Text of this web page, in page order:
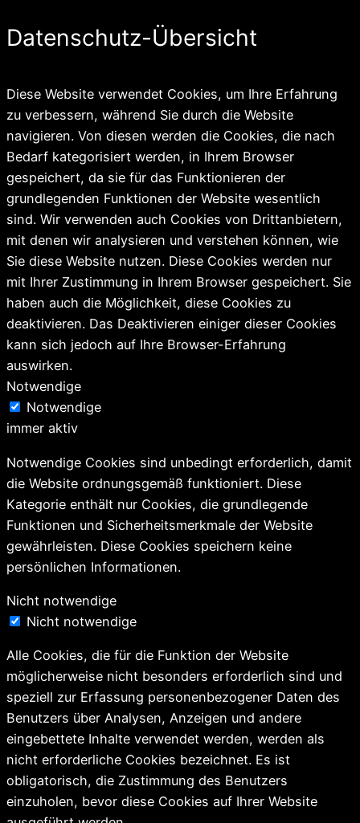
Datenschutz-Übersicht
Diese Website verwendet Cookies, um Ihre Erfahrung
zu verbessern, während Sie durch die Website
navigieren. Von diesen werden die Cookies, die nach
Bedarf kategorisiert werden, in Ihrem Browser
gespeichert, da sie für das Funktionieren der
grundlegenden Funktionen der Website wesentlich
sind. Wir verwenden auch Cookies von Drittanbietern,
mit denen wir analysieren und verstehen können, wie
Sie diese Website nutzen. Diese Cookies werden nur
mit Ihrer Zustimmung in Ihrem Browser gespeichert. Sie
haben auch die Möglichkeit, diese Cookies zu
deaktivieren. Das Deaktivieren einiger dieser Cookies
kann sich jedoch auf Ihre Browser-Erfahrung
auswirken.
Notwendige
Notwendige
immer aktiv
Notwendige Cookies sind unbedingt erforderlich, damit
die Website ordnungsgemäß funktioniert. Diese
Kategorie enthält nur Cookies, die grundlegende
Funktionen und Sicherheitsmerkmale der Website
gewährleisten. Diese Cookies speichern keine
persönlichen Informationen.
Nicht notwendige
Nicht notwendige
Alle Cookies, die für die Funktion der Website
möglicherweise nicht besonders erforderlich sind und
speziell zur Erfassung personenbezogener Daten des
Benutzers über Analysen, Anzeigen und andere
eingebettete Inhalte verwendet werden, werden als
nicht erforderliche Cookies bezeichnet. Es ist
obligatorisch, die Zustimmung des Benutzers
einzuholen, bevor diese Cookies auf Ihrer Website